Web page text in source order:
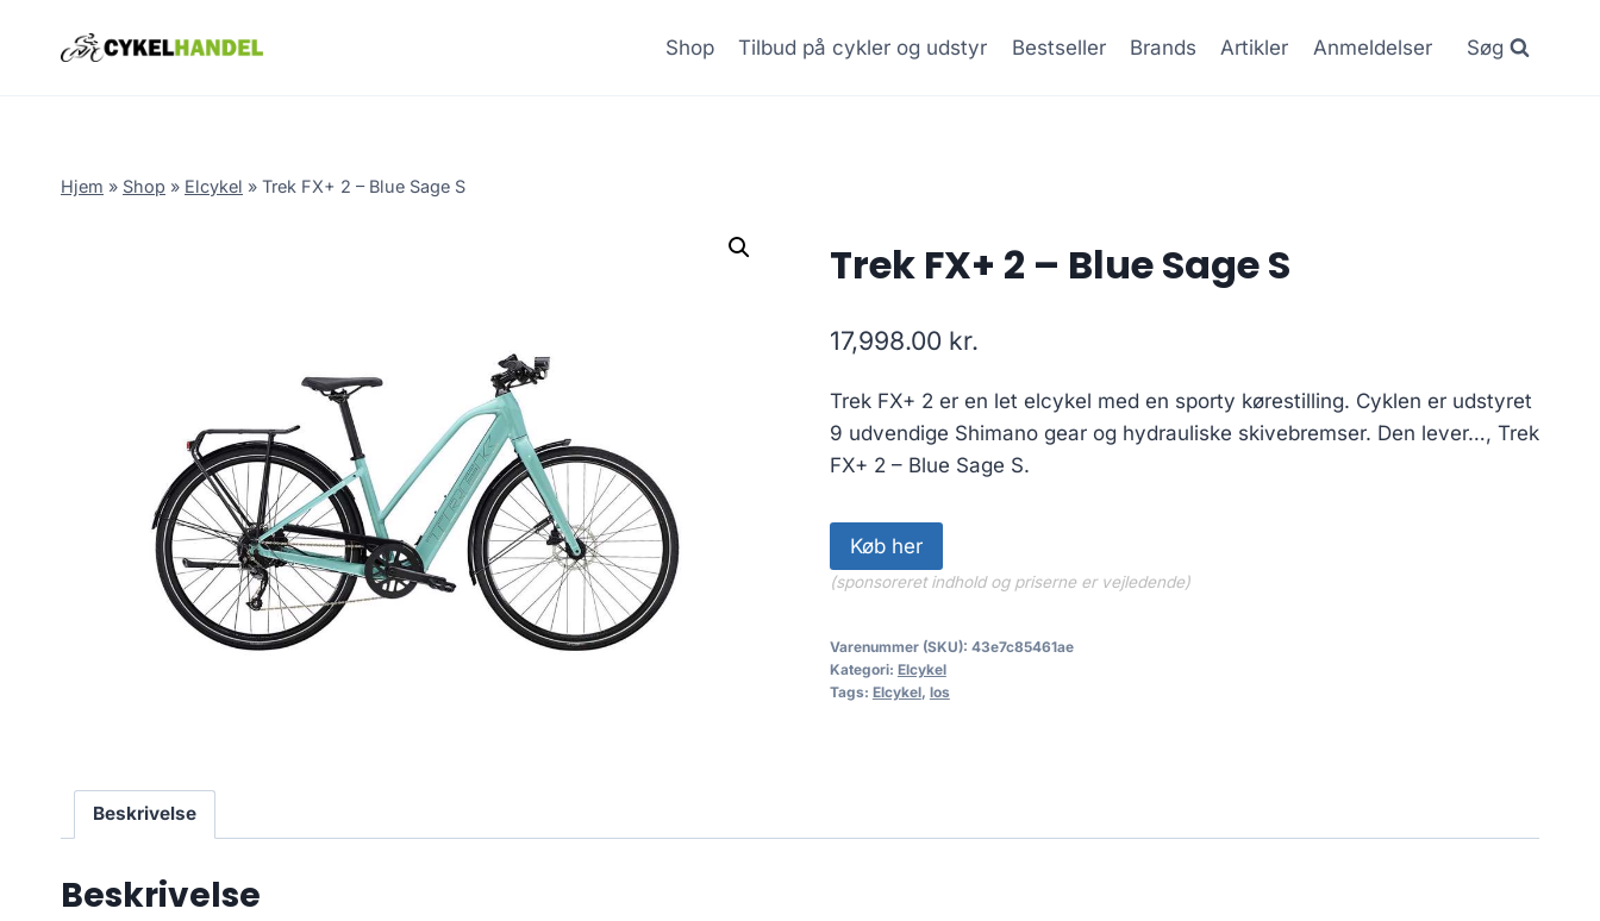
Shop Tilbud på cykler og udstyr Bestseller Brands Artikler Anmeldelser Søg
Hjem » Shop » Elcykel » Trek FX+ 2 – Blue Sage S
Trek FX+ 2 – Blue Sage S
17,998.00 kr.
Trek FX+ 2 er en let elcykel med en sporty kørestilling. Cyklen er udstyret
9 udvendige Shimano gear og hydrauliske skivebremser. Den lever…, Trek
FX+ 2 – Blue Sage S.
Køb her
(sponsoreret indhold og priserne er vejledende)
Varenummer (SKU): 43e7c85461ae
Kategori: Elcykel
Tags: Elcykel, los
Beskrivelse
Beskrivelse